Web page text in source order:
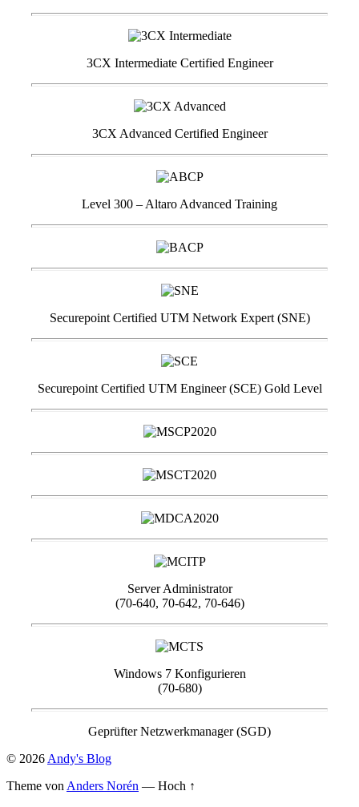
3CX Intermediate Certified Engineer
3CX Advanced Certified Engineer
Level 300 – Altaro Advanced Training
Securepoint Certified UTM Network Expert (SNE)
Securepoint Certified UTM Engineer (SCE) Gold Level
Server Administrator
(70-640, 70-642, 70-646)
Windows 7 Konfigurieren
(70-680)
Geprüfter Netzwerkmanager (SGD)
© 2026 Andy's Blog
Theme von Anders Norén — Hoch ↑